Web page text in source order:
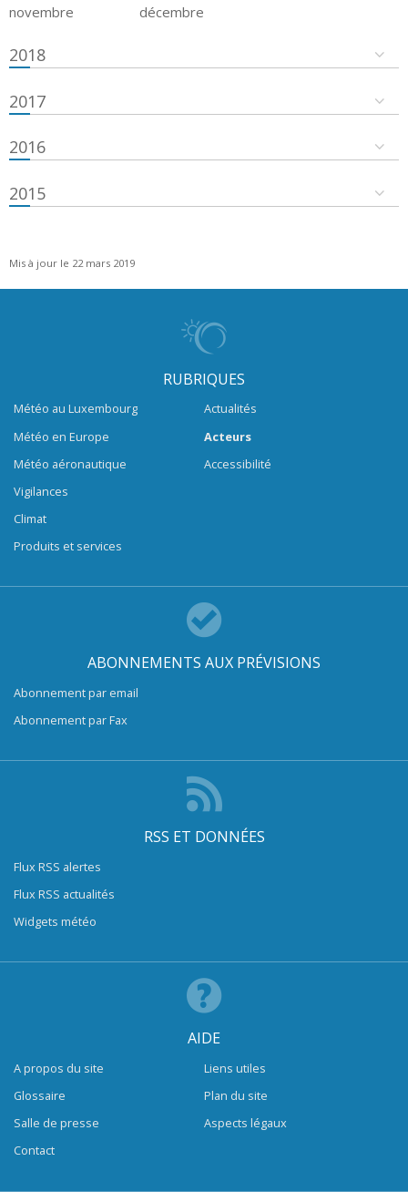
novembre
décembre
2018
2017
2016
2015
Mis à jour le 22 mars 2019
RUBRIQUES
Météo au Luxembourg
Météo en Europe
Météo aéronautique
Vigilances
Climat
Produits et services
Actualités
Acteurs
Accessibilité
ABONNEMENTS AUX PRÉVISIONS
Abonnement par email
Abonnement par Fax
RSS ET DONNÉES
Flux RSS alertes
Flux RSS actualités
Widgets météo
AIDE
A propos du site
Glossaire
Salle de presse
Contact
Liens utiles
Plan du site
Aspects légaux